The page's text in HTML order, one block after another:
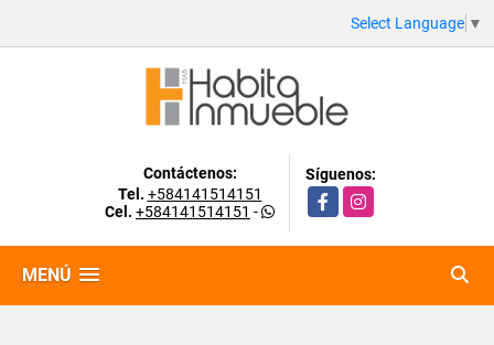
Select Language ▼
Contáctenos:
Tel. +584141514151
Cel. +584141514151 -
Síguenos:
FacebookInstagram
MENÚ